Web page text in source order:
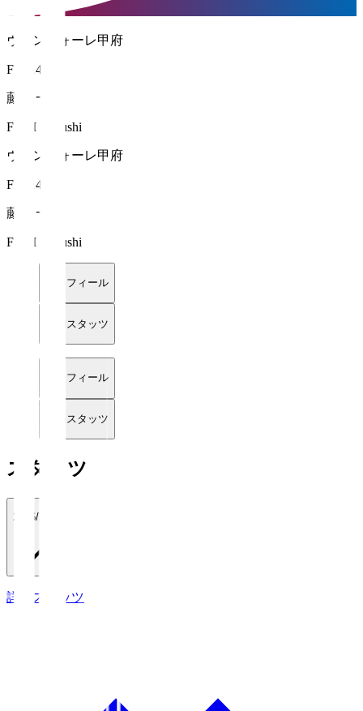
ヴァンフォーレ甲府
FW 14
藤井 一志
FUJII Kazushi
ヴァンフォーレ甲府
FW 14
藤井 一志
FUJII Kazushi
プロフィール
詳細スタッツ
プロフィール
詳細スタッツ
スタッツ
2026/27
詳細スタッツ